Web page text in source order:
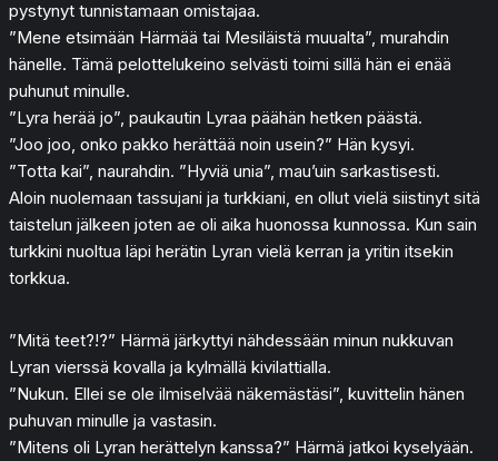
pystynyt tunnistamaan omistajaa.
”Mene etsimään Härmää tai Mesiläistä muualta”, murahdin
hänelle. Tämä pelottelukeino selvästi toimi sillä hän ei enää
puhunut minulle.
”Lyra herää jo”, paukautin Lyraa päähän hetken päästä.
”Joo joo, onko pakko herättää noin usein?” Hän kysyi.
”Totta kai”, naurahdin. ”Hyviä unia”, mau’uin sarkastisesti.
Aloin nuolemaan tassujani ja turkkiani, en ollut vielä siistinyt sitä
taistelun jälkeen joten ae oli aika huonossa kunnossa. Kun sain
turkkini nuoltua läpi herätin Lyran vielä kerran ja yritin itsekin
torkkua.
”Mitä teet?!?” Härmä järkyttyi nähdessään minun nukkuvan
Lyran vierssä kovalla ja kylmällä kivilattialla.
”Nukun. Ellei se ole ilmiselvää näkemästäsi”, kuvittelin hänen
puhuvan minulle ja vastasin.
”Mitens oli Lyran herättelyn kanssa?” Härmä jatkoi kyselyään.